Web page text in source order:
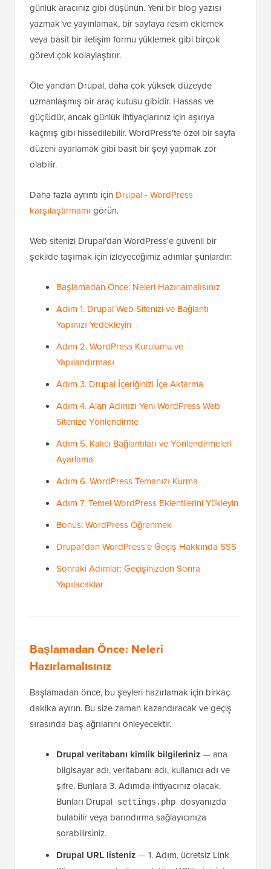
günlük aracınız gibi düşünün. Yeni bir blog yazısı
yazmak ve yayınlamak, bir sayfaya resim eklemek
veya basit bir iletişim formu yüklemek gibi birçok
görevi çok kolaylaştırır.
Öte yandan Drupal, daha çok yüksek düzeyde
uzmanlaşmış bir araç kutusu gibidir. Hassas ve
güçlüdür, ancak günlük ihtiyaçlarınız için aşırıya
kaçmış gibi hissedilebilir. WordPress'te özel bir sayfa
düzeni ayarlamak gibi basit bir şeyi yapmak zor
olabilir.
Daha fazla ayrıntı için Drupal - WordPress
karşılaştırmamı görün.
Web sitenizi Drupal'dan WordPress'e güvenli bir
şekilde taşımak için izleyeceğimiz adımlar şunlardır:
Başlamadan Önce: Neleri Hazırlamalısınız
Adım 1. Drupal Web Sitenizi ve Bağlantı
Yapınızı Yedekleyin
Adım 2. WordPress Kurulumu ve
Yapılandırması
Adım 3. Drupal İçeriğinizi İçe Aktarma
Adım 4. Alan Adınızı Yeni WordPress Web
Sitenize Yönlendirme
Adım 5. Kalıcı Bağlantıları ve Yönlendirmeleri
Ayarlama
Adım 6. WordPress Temanızı Kurma
Adım 7. Temel WordPress Eklentilerini Yükleyin
Bonus: WordPress Öğrenmek
Drupal'dan WordPress'e Geçiş Hakkında SSS
Sonraki Adımlar: Geçişinizden Sonra
Yapılacaklar
Başlamadan Önce: Neleri
Hazırlamalısınız
Başlamadan önce, bu şeyleri hazırlamak için birkaç
dakika ayırın. Bu size zaman kazandıracak ve geçiş
sırasında baş ağrılarını önleyecektir.
Drupal veritabanı kimlik bilgileriniz— ana
bilgisayar adı, veritabanı adı, kullanıcı adı ve
şifre. Bunlara 3. Adımda ihtiyacınız olacak.
Bunları Drupal settings.php dosyanızda
bulabilir veya barındırma sağlayıcınıza
sorabilirsiniz.
Drupal URL listeniz— 1. Adım, ücretsiz Link